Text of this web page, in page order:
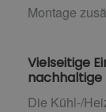
Montage
Vielseitige
nachhaltige
Die Kühl-/